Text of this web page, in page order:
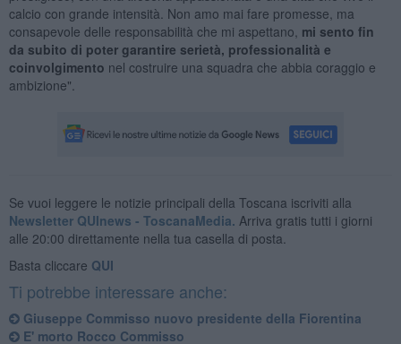
calcio con grande intensità. Non amo mai fare promesse, ma
consapevole delle responsabilità che mi aspettano, mi sento fin
da subito di poter garantire serietà, professionalità e
coinvolgimento nel costruire una squadra che abbia coraggio e
ambizione".
Se vuoi leggere le notizie principali della Toscana iscriviti alla
Newsletter QUInews - ToscanaMedia. Arriva gratis tutti i giorni
alle 20:00 direttamente nella tua casella di posta.
Basta cliccare QUI
Ti potrebbe interessare anche:
Giuseppe Commisso nuovo presidente della Fiorentina
E' morto Rocco Commisso